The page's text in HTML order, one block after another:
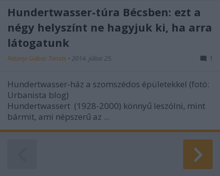
Hundertwasser-túra Bécsben: ezt a
négy helyszínt ne hagyjuk ki, ha arra
látogatunk
Rátonyi Gábor Tamás • 2014. július 25. 1
Hundertwasser-ház a szomszédos épületekkel (fotó:
Urbanista blog)
Hundertwassert (1928-2000) könnyű leszólni, mint
bármit, ami népszerű az ...